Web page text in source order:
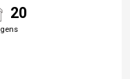
20